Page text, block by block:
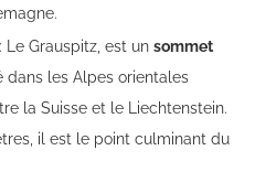
Le Grauspitz, est un sommet
dans les Alpes orientales
la Suisse et le Liechtenstein.
il est le point culminant du